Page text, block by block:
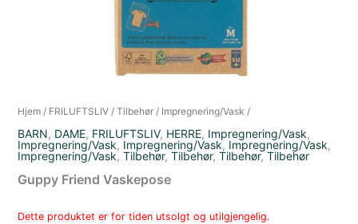
Hjem / FRILUFTSLIV /Tilbehør / Impregnering/Vask /
BARN, DAME, FRILUFTSLIV, HERRE, Impregnering/Vask,
Impregnering/Vask, Impregnering/Vask, Impregnering/Vask,
Impregnering/Vask,Tilbehør,Tilbehør,Tilbehør,Tilbehør
Guppy Friend Vaskepose
Dette produktet er for tiden utsolgt og utilgjengelig.